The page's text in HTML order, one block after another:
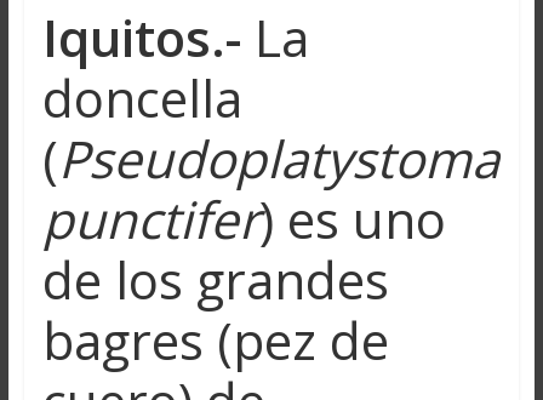
Iquitos.- La
doncella
(Pseudoplatystoma
punctifer) es uno
de los grandes
bagres (pez de